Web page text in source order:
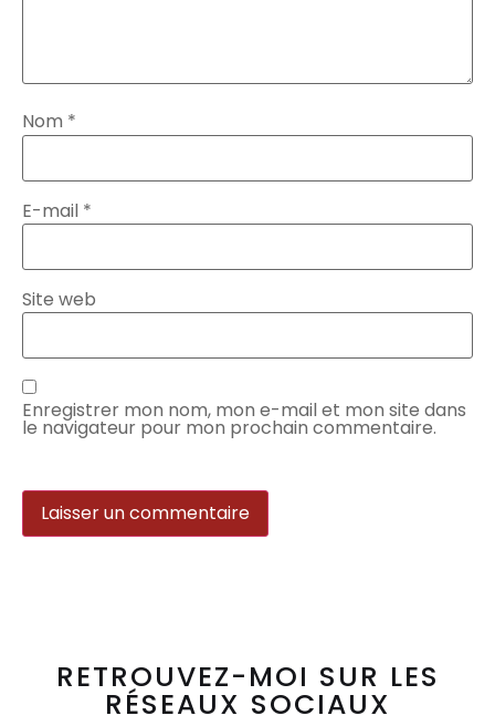
Nom *
E-mail *
Site web
Enregistrer mon nom, mon e-mail et mon site dans
le navigateur pour mon prochain commentaire.
RETROUVEZ-MOI SUR LES
RÉSEAUX SOCIAUX